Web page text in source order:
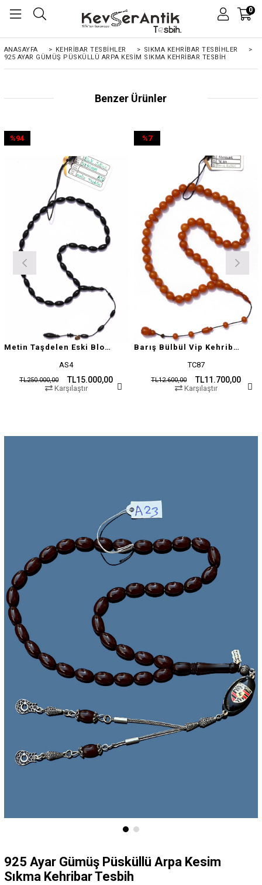
0
ANASAYFA > KEHRIBAR TESBIHLER > SIKMA KEHRİBAR TESBİHLER
>
925 AYAR GÜMÜŞ PÜSKÜLLÜ ARPA KESIM SIKMA KEHRIBAR TESBIH
Benzer Ürünler
Metin Taşdelen Eski Blok Sıkma
AS4
TL15.000,00
TL250.000,00
%94
Karşılaştır
Barış Bülbül Vip Kehribar Tesbih
TC87
TL11.700,00
TL12.600,00
%7
Karşılaştır
925 Ayar Gümüş Püsküllü Arpa Kesim
Sıkma Kehribar Tesbih